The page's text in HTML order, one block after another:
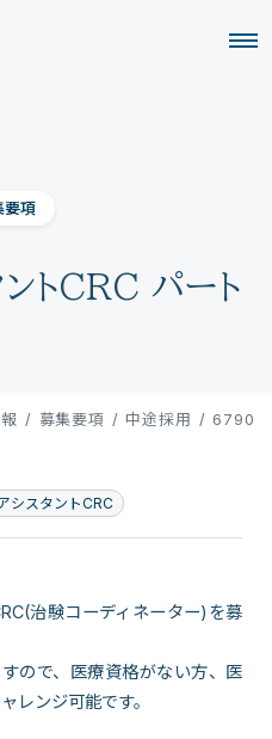
要項
トCRC パート
/ 募集要項 / 中途採用 / 6790
シスタントCRC
治験コーディネーター)を募
ので、医療資格がない方、医
レンジ可能です。